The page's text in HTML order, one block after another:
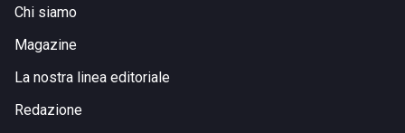
Chi siamo
Magazine
La nostra linea editoriale
Redazione